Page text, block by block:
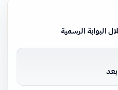
البوابة الرسمية